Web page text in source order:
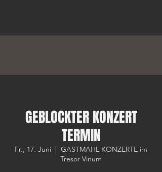
GEBLOCKTER KONZERT
TERMIN
Fr., 17. Juni
  |
GASTMAHL KONZERTE im
Tresor Vinum